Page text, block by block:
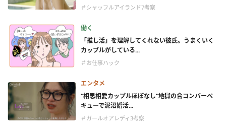
＃シャッフルアイランド7考察
働く
「推し活」を理解してくれない彼氏。うまくいく
カップルがしている...
＃お仕事ハック
エンタメ
“相思相愛カップルほぼなし”地獄の合コンバーベ
キューで泥沼婚活...
＃ガールオアレディ3考察